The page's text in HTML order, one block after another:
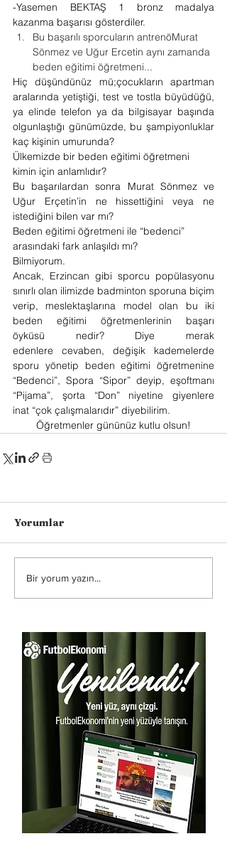
-Yasemen BEKTAŞ 1 bronz madalya
kazanma başarısı gösterdiler.
Bu başarılı sporcuların antrenöMurat
Sönmez ve Uğur Ercetin aynı zamanda
beden eğitimi öğretmeni...
Hiç düşündünüz mü;çocukların apartman
aralarında yetiştiği, test ve tostla büyüdüğü,
ya elinde telefon ya da bilgisayar başında
olgunlaştığı günümüzde, bu şampiyonluklar
kaç kişinin umurunda?
Ülkemizde bir beden eğitimi öğretmeni
kimin için anlamlıdır?
Bu başarılardan sonra Murat Sönmez ve
Uğur Erçetin’in ne hissettiğini veya ne
istediğini bilen var mı?
Beden eğitimi öğretmeni ile “bedenci”
arasındaki fark anlaşıldı mı?
Bilmiyorum.
Ancak, Erzincan gibi sporcu popülasyonu
sınırlı olan ilimizde badminton sporuna biçim
verip, meslektaşlarına model olan bu iki
beden eğitimi öğretmenlerinin başarı
öyküsü nedir? Diye merak
edenlere cevaben, değişik kademelerde
sporu yönetip beden eğitimi öğretmenine
“Bedenci”, Spora “Sipor” deyip, eşoftmanı
“Pijama”, şorta “Don” niyetine giyenlere
inat “çok çalışmalarıdır” diyebilirim.
Öğretmenler gününüz kutlu olsun!
Yorumlar
Bir yorum yazın...